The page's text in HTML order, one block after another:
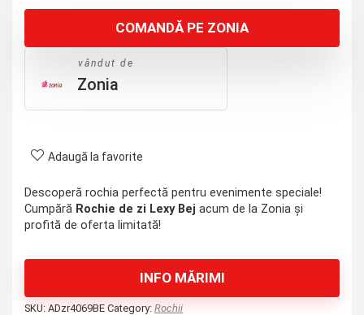
a
fost:
259 lei.
este:
199 lei.
COMANDĂ PE ZONIA
vândut de
Zonia
Adaugă la favorite
Descoperă rochia perfectă pentru evenimente speciale!
Cumpără Rochie de zi Lexy Bej acum de la Zonia și
profită de oferta limitată!
INFO MĂRIMI
SKU: ADzr4069BE Category: Rochii